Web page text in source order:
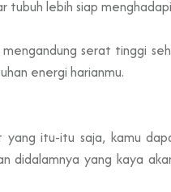
tubuh lebih siap
serat tinggi
energi harianmu.
itu-itu saja, kamu
didalamnya yang kaya